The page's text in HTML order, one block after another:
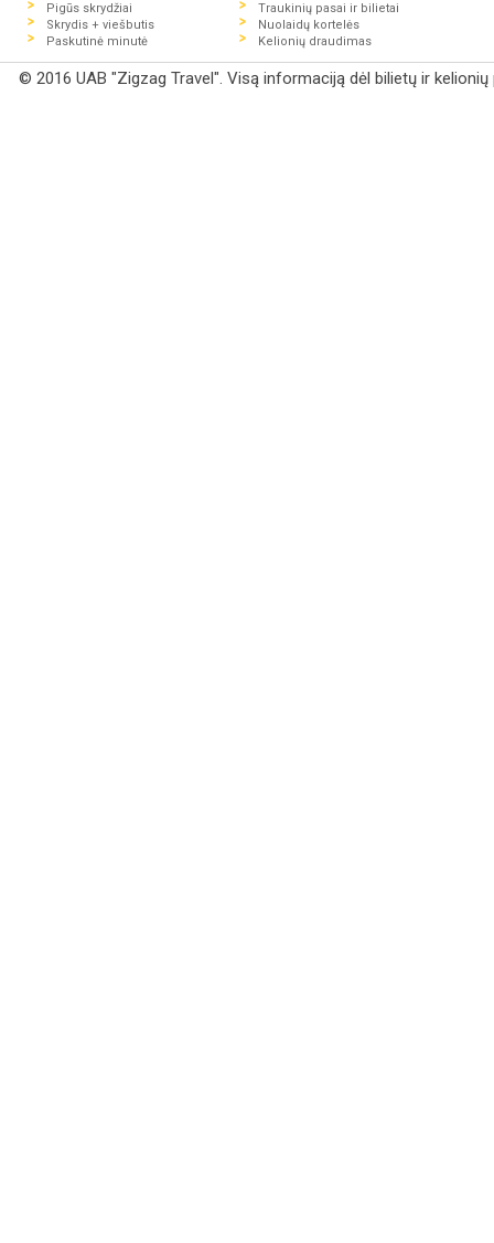
Pigūs skrydžiai
Skrydis + viešbutis
Paskutinė minutė
Traukinių pasai ir bilietai
Nuolaidų kortelės
Kelionių draudimas
© 2016 UAB "Zigzag Travel". Visą informaciją dėl bilietų ir